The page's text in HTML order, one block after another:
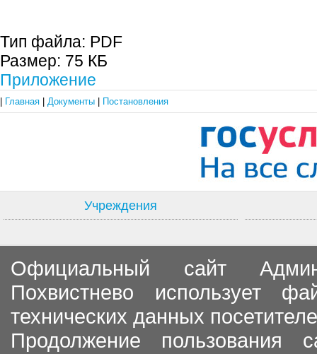
Тип файла: PDF
Размер: 75 КБ
Приложение
Главная Документы Постановления
Учреждения
Официальный сайт
Похвистнево использует
технических данных
Продолжение пользования